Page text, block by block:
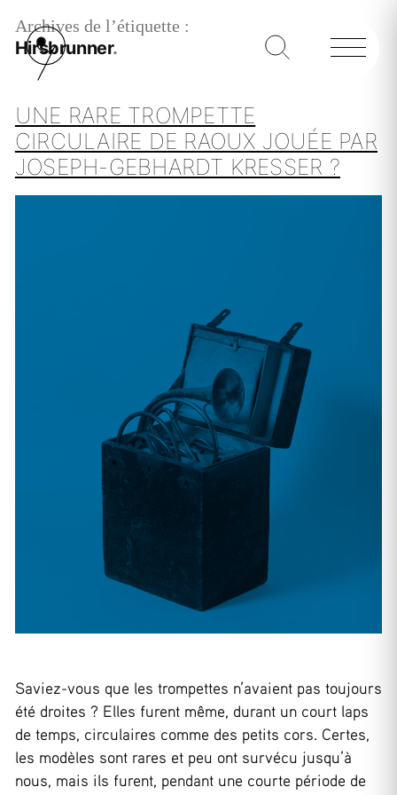
Archives de l’étiquette :
Hirsbrunner
UNE RARE TROMPETTE
CIRCULAIRE DE RAOUX JOUÉE PAR
JOSEPH-GEBHARDT KRESSER ?
Saviez-vous que les trompettes n’avaient pas toujours
été droites ? Elles furent même, durant un court laps
de temps, circulaires comme des petits cors. Certes,
les modèles sont rares et peu ont survécu jusqu’à
nous, mais ils furent, pendant une courte période de